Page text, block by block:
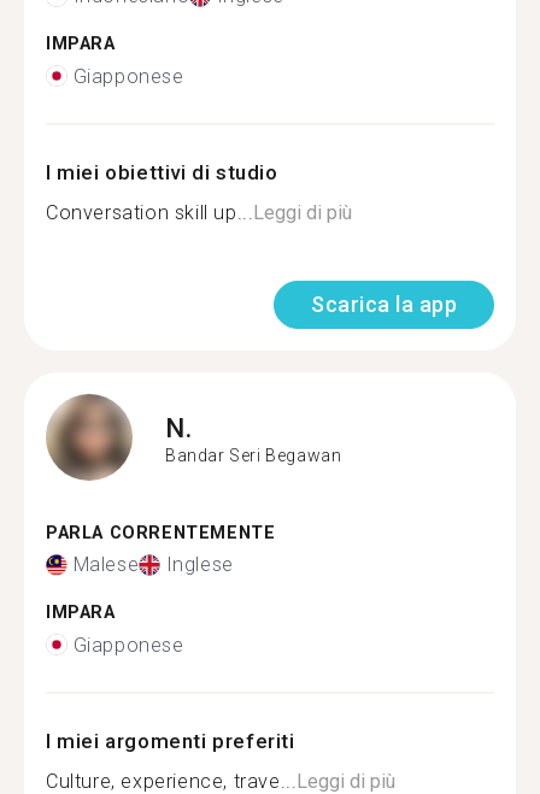
IMPARA
Giapponese
I miei obiettivi di studio
Conversation skill up... Leggi di più
Scarica la app
N.
Bandar Seri Begawan
PARLA CORRENTEMENTE
Malese Inglese
IMPARA
Giapponese
I miei argomenti preferiti
Culture, experience, trave... Leggi di più